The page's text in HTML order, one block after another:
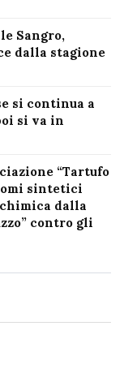
Sangro,
dalla stagione
si continua a
si va in
“Tartufo
sintetici
dalla
contro gli